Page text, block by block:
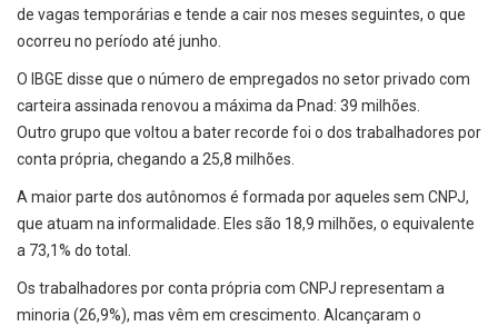
de vagas temporárias e tende a cair nos meses seguintes, o que
ocorreu no período até junho.
O IBGE disse que o número de empregados no setor privado com
carteira assinada renovou a máxima da Pnad: 39 milhões.
Outro grupo que voltou a bater recorde foi o dos trabalhadores por
conta própria, chegando a 25,8 milhões.
A maior parte dos autônomos é formada por aqueles sem CNPJ,
que atuam na informalidade. Eles são 18,9 milhões, o equivalente
a 73,1% do total.
Os trabalhadores por conta própria com CNPJ representam a
minoria (26,9%), mas vêm em crescimento. Alcançaram o